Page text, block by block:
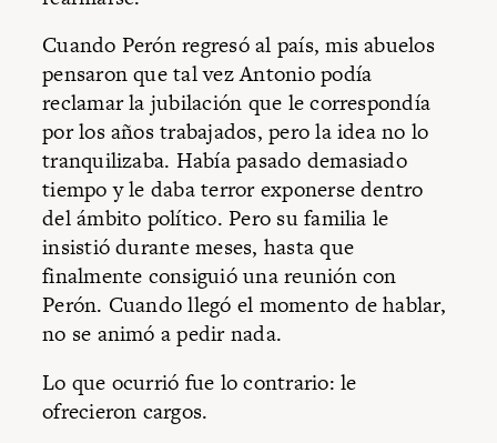
Cuando Perón regresó al país, mis abuelos
pensaron que tal vez Antonio podía
reclamar la jubilación que le correspondía
por los años trabajados, pero la idea no lo
tranquilizaba. Había pasado demasiado
tiempo y le daba terror exponerse dentro
del ámbito político. Pero su familia le
insistió durante meses, hasta que
finalmente consiguió una reunión con
Perón. Cuando llegó el momento de hablar,
no se animó a pedir nada.
Lo que ocurrió fue lo contrario: le
ofrecieron cargos.